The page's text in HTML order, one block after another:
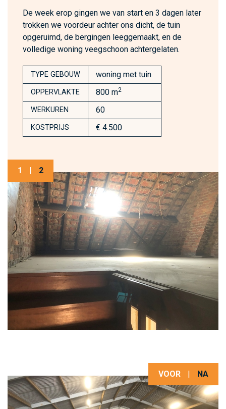
De week erop gingen we van start en 3 dagen later
trokken we voordeur achter ons dicht, de tuin
opgeruimd, de bergingen leeggemaakt, en de
volledige woning veegschoon achtergelaten.
TYPE GEBOUW woning met tuin
OPPERVLAKTE 800 m2
WERKUREN 60
KOSTPRIJS € 4.500
1 | 2
VOOR NA